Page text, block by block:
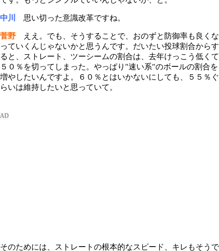
中川 思い切った意識改革ですね。
菅野 ええ。でも、そうすることで、おのずと防御率も良くな
っていくんじゃないかと思うんです。だいたい投球割合からす
ると、ストレート、ツーシームの割合は、去年けっこう低くて
５０％を切ってしまった。やっぱり"速い系"のボールの割合を
増やしたいんですよ。６０％とはいかないにしても、５５％ぐ
らいは維持したいと思っていて。
そのためには、ストレートの根本的なスピード、キレもそうで